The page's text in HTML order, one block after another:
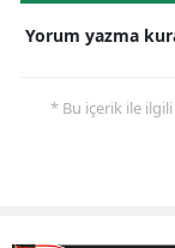
Yorum yazma
* Bu içerik ile